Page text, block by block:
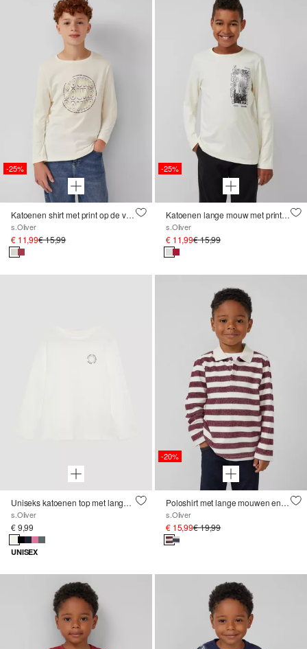
-25%
Katoenen shirt met print op de voorkant en geribde boorden
s.Oliver
€ 11,99€ 15,99
-25%
Katoenen lange mouw met print op de voorkant en geribde kraag
s.Oliver
€ 11,99€ 15,99
Uniseks katoenen top met lange mouwen en een klein printdetail
s.Oliver
€ 9,99
UNISEX
-20%
Poloshirt met lange mouwen en strepen
s.Oliver
€ 15,99€ 19,99